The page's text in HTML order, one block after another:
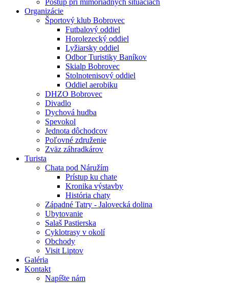
Postup pri mimoriadnych situáciách
Organizácie
Športový klub Bobrovec
Futbalový oddiel
Horolezecký oddiel
Lyžiarsky oddiel
Odbor Turistiky Baníkov
Skialp Bobrovec
Stolnotenisový oddiel
Oddiel aerobiku
DHZO Bobrovec
Divadlo
Dychová hudba
Spevokol
Jednota dôchodcov
Poľovné združenie
Zväz záhradkárov
Turista
Chata pod Náružím
Prístup ku chate
Kronika výstavby
História chaty
Západné Tatry - Jalovecká dolina
Ubytovanie
Salaš Pastierska
Cyklotrasy v okolí
Obchody
Visit Liptov
Galéria
Kontakt
Napíšte nám